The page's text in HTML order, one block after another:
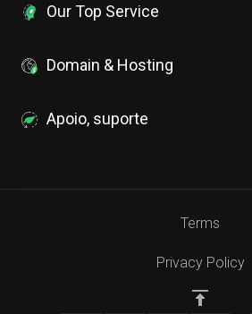
Our Top Service
Domain & Hosting
Apoio, suporte
Terms
Privacy Policy